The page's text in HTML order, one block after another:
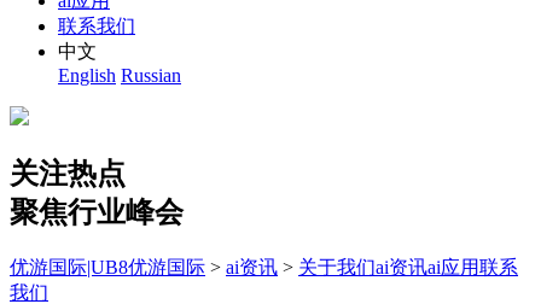
联系我们
中文
English Russian
关注热点
聚焦行业峰会
优游国际|UB8优游国际 > ai资讯 > 关于我们ai资讯ai应用联系
我们